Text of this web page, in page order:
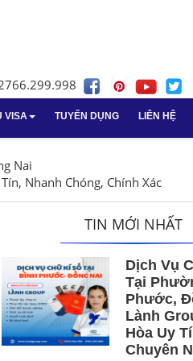
tại Bà Rịa -
kế toán
kế toán Long An
tại Vũng Tàu
Vay vốn ngân hàng
Giải thể doanh
VISA TUYỂN DỤNG LIÊN HỆ
Nai
Nhanh Chóng, Chính Xác
TIN MỚI NHẤT
Dịch Vụ
Tại
Phước,
Lành
Hòa Uy
Chuyên